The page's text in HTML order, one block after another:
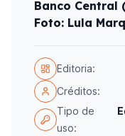
Banco Central
Foto: Lula
Editoria:
Créditos:
Tipo de
uso: